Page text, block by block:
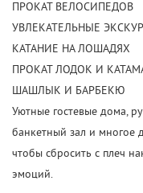
ПРОКАТ ВЕЛОСИПЕДОВ
УВЛЕКАТЕЛЬНЫЕ
КАТАНИЕ НА ЛОШАДЯХ
ПРОКАТ ЛОДОК И
ШАШЛЫК И БАРБЕКЮ
Уютные гостевые дома,
банкетный зал и многое
чтобы сбросить с плеч
эмоций.